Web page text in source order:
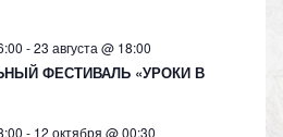
-23 августа @ 18:00
ФЕСТИВАЛЬ «УРОКИ В
- 12 октября @ 00:30